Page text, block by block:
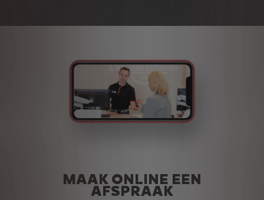
MAAK ONLINE EEN
AFSPRAAK